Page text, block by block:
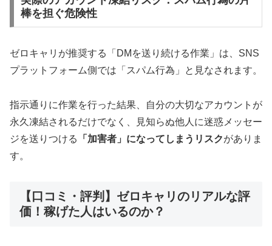
棒を担ぐ危険性
ゼロキャリが推奨する「DMを送り続ける作業」は、SNS
プラットフォーム側では「スパム行為」と見なされます。
指示通りに作業を行った結果、自分の大切なアカウントが
永久凍結されるだけでなく、見知らぬ他人に迷惑メッセー
ジを送りつける
「加害者」になってしまうリスクがありま
す。
【口コミ・評判】ゼロキャリのリアルな評
価！稼げた人はいるのか？